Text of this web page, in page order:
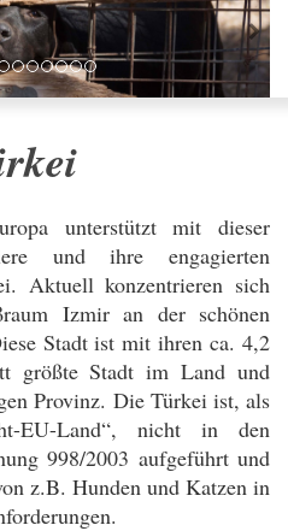
unterstützt mit dieser
und ihre engagierten
Aktuell konzentrieren sich
Izmir an der schönen
Stadt ist mit ihren ca. 4,2
größte Stadt im Land und
Provinz. Die Türkei ist, als
EU-Land“, nicht in den
998/2003 aufgeführt und
z.B. Hunden und Katzen in